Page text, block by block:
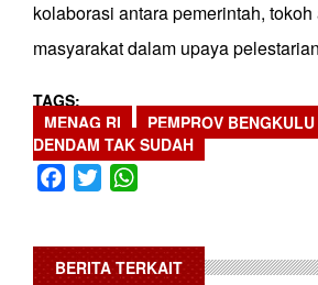
kolaborasi antara pemerintah, tokoh
masyarakat dalam upaya
TAGS
MENAG RI
PEMPROV BENGKULU
DENDAM TAK SUDAH
Facebook
Twitter
BERITA TERKAIT